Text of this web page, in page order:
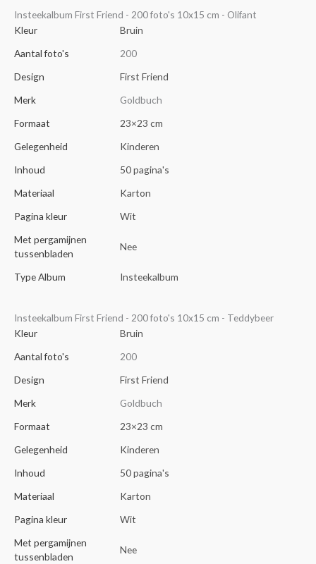
Insteekalbum First Friend - 200 foto's 10x15 cm - Olifant
Kleur
Bruin
Aantal foto's
200
Design
First Friend
Merk
Goldbuch
Formaat
23×23 cm
Gelegenheid
Kinderen
Inhoud
50 pagina's
Materiaal
Karton
Pagina kleur
Wit
Met pergamijnen
tussenbladen
Nee
Type Album Insteekalbum
Insteekalbum First Friend - 200 foto's 10x15 cm - Teddybeer
Kleur
Bruin
Aantal foto's
200
Design
First Friend
Merk
Goldbuch
Formaat
23×23 cm
Gelegenheid
Kinderen
Inhoud
50 pagina's
Materiaal
Karton
Pagina kleur
Wit
Met pergamijnen
tussenbladen
Nee